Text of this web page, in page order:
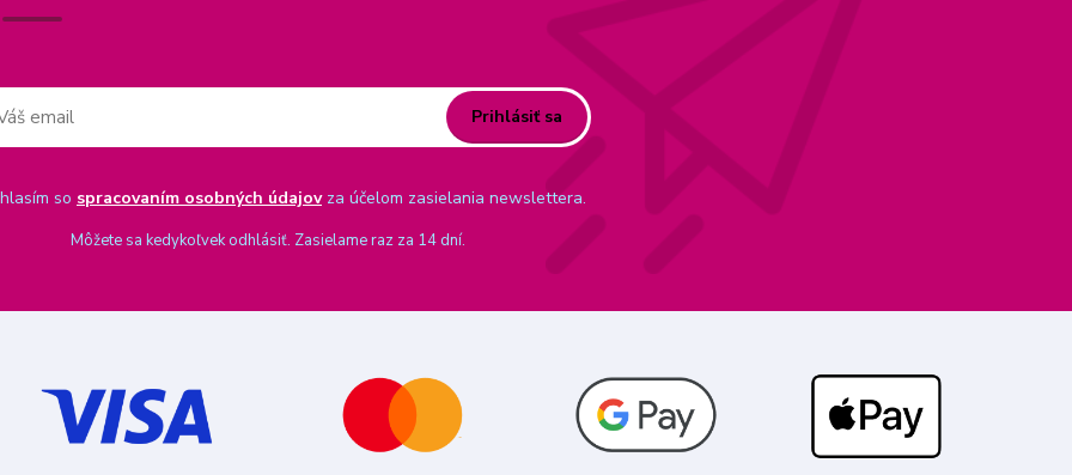
Prihlásiť sa
so spracovaním osobných údajovza účelom zasielania newslettera.
Môžete sa kedykoľvek odhlásiť. Zasielame raz za 14 dní.